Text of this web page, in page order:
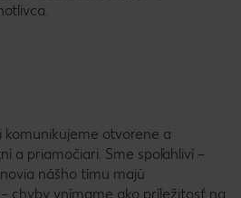
otvorene a
a priamočiari. Sme spoľahliví –
nášho tímu majú
chyby vnímame ako príležitosť na